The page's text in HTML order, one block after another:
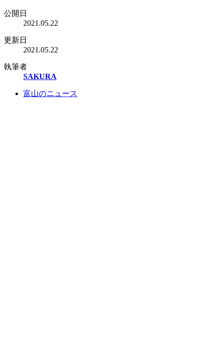
公開日
2021.05.22
更新日
2021.05.22
執筆者
SAKURA
富山のニュース